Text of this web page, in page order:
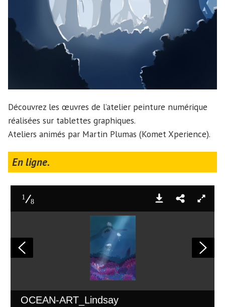
Découvrez les œuvres de l’atelier peinture numérique
réalisées sur tablettes graphiques.
Ateliers animés par Martin Plumas (Komet Xperience).
En ligne.
1
8
OCEAN-ART_Lindsay